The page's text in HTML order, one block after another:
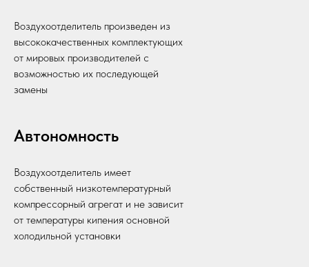
Воздухоотделитель произведен из
высококачественных комплектующих
от мировых производителей с
возможностью их последующей
замены
Автономность
Воздухоотделитель имеет
собственный низкотемпературный
компрессорный агрегат и не зависит
от температуры кипения основной
холодильной установки